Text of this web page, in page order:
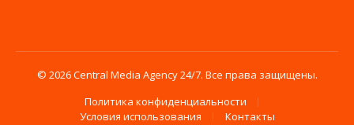
© 2026 Central Media Agency 24/7. Все права защищены.
Политика конфиденциальности
Условия использования
Контакты